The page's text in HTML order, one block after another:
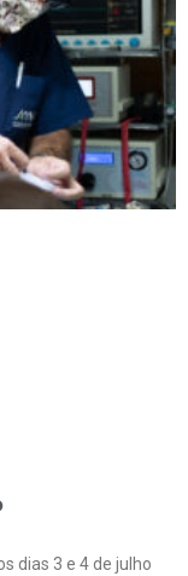
dias 3 e 4 de julho